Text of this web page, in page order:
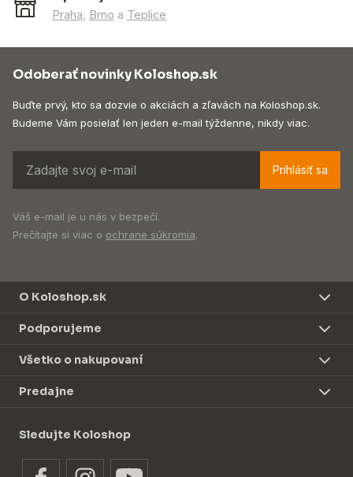
Praha Brno a Teplice
Odoberať novinky Koloshop.sk
Buďte prvý, kto sa dozvie o akciách a zľavách na Koloshop.sk.
Budeme Vám posielať len jeden e-mail týždenne, nikdy viac.
Prihlásiť sa
Váš e-mail je u nás v bezpečí.
Prečítajte si viac o ochrane súkromia.
O Koloshop.sk
Podporujeme
Všetko o nakupovaní
Predajne
Sledujte Koloshop